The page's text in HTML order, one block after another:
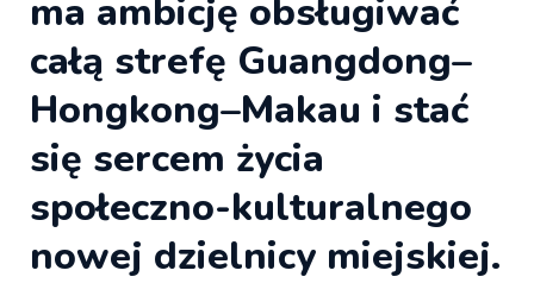
ma ambicję obsługiwać
całą strefę Guangdong–
Hongkong–Makau i stać
się sercem życia
społeczno-kulturalnego
nowej dzielnicy miejskiej.